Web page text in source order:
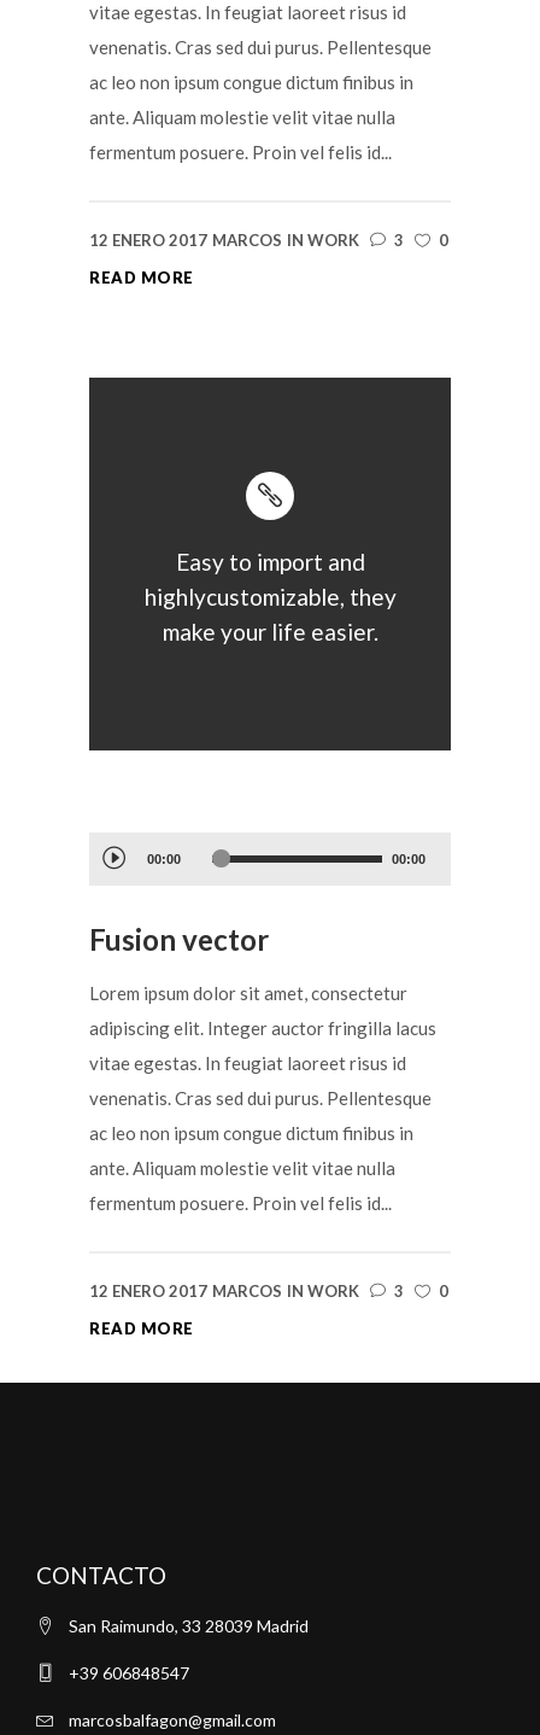
vitae egestas. In feugiat laoreet risus id
venenatis. Cras sed dui purus. Pellentesque
ac leo non ipsum congue dictum finibus in
ante. Aliquam molestie velit vitae nulla
fermentum posuere. Proin vel felis id...
12 ENERO 2017 MARCOS IN WORK 3
0
READ MORE
Easy to import and
highlycustomizable, they
make your life easier.
Reproductor
00:00 00:00
Fusion vector
Lorem ipsum dolor sit amet, consectetur
adipiscing elit. Integer auctor fringilla lacus
vitae egestas. In feugiat laoreet risus id
venenatis. Cras sed dui purus. Pellentesque
ac leo non ipsum congue dictum finibus in
ante. Aliquam molestie velit vitae nulla
fermentum posuere. Proin vel felis id...
12 ENERO 2017 MARCOS IN WORK 3
0
READ MORE
CONTACTO
San Raimundo, 33 28039 Madrid
+39 606848547
marcosbalfagon@gmail.com